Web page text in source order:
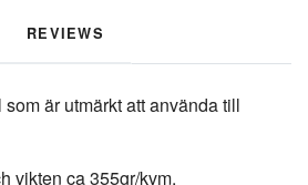
REVIEWS
är utmärkt att använda till
vikten ca 355gr/kvm.